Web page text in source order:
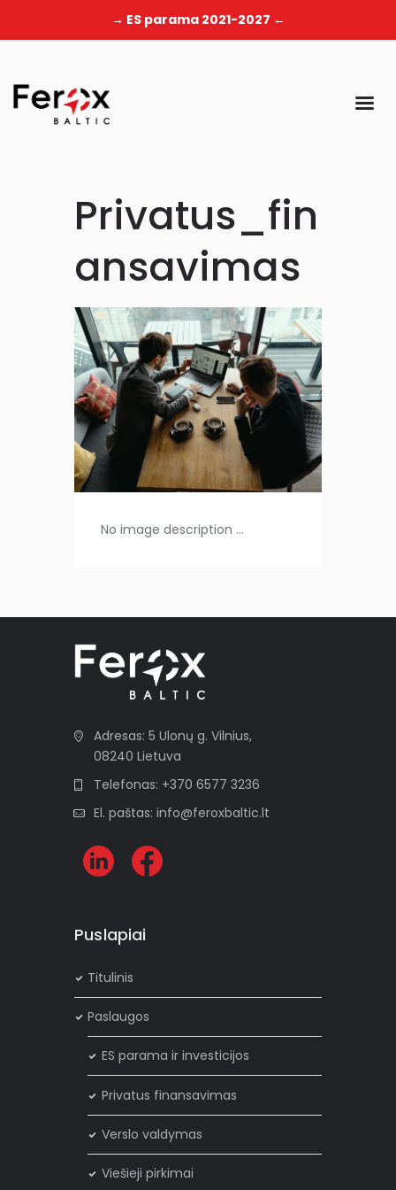
→ ES parama 2021-2027 ←
Privatus_fin
ansavimas
No image description ...
Adresas: 5 Ulonų g. Vilnius,
08240 Lietuva
Telefonas: +370 6577 3236
El. paštas: info@feroxbaltic.lt
Puslapiai
Titulinis
Paslaugos
ES parama ir investicijos
Privatus finansavimas
Verslo valdymas
Viešieji pirkimai